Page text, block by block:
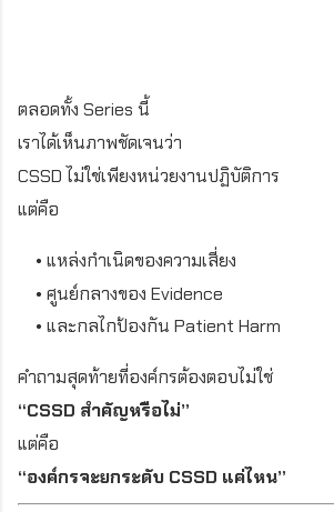
ตลอดทั้ง Series นี้
เราได้เห็นภาพชัดเจนว่า
CSSD ไม่ใช่เพียงหน่วยงานปฏิบัติการ
แต่คือ
• แหล่งกำเนิดของความเสี่ยง
• ศูนย์กลางของ Evidence
• และกลไกป้องกัน Patient Harm
คำถามสุดท้ายที่องค์กรต้องตอบไม่ใช่
“CSSD สำคัญหรือไม่”
แต่คือ
“องค์กรจะยกระดับ CSSD แค่ไหน”